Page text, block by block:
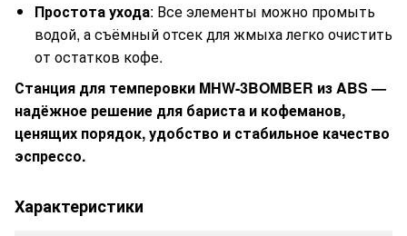
Простота ухода: Все элементы можно промыть
водой, а съёмный отсек для жмыха легко очистить
от остатков кофе.
Станция для темперовки MHW-3BOMBER из ABS —
надёжное решение для бариста и кофеманов,
ценящих порядок, удобство и стабильное качество
эспрессо.
Характеристики